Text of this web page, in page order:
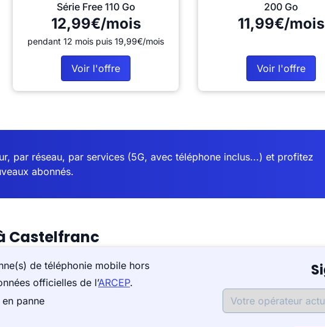
Série Free 110 Go
12,99€/mois
pendant 12 mois puis 19,99€/mois
Voir l'offre
200 Go
11,99€/mois
Voir l'offre
par réseau, par services (5G, avec téléphone inclus...) et profitez
abonnés.
Castelfranc
de téléphonie mobile hors
officielles de l’ARCEP.
panne